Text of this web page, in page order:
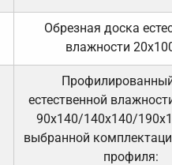
Обрезная доска
влажности
естественной
90х140/140х140/
выбранной
профиля: